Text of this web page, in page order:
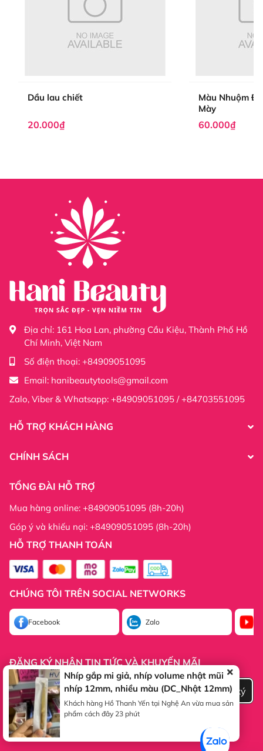
- Sản phẩm được bán đi cả trên thị trường trong nước và
HƯỚNG DẪN MUA HÀNG
Hiện tại sản phẩm phun xăm tại Hani được bán trên tất
cả các sàn thương mại điện tử Ecommerce trong nước
và ngoài ngước, quý khách hàng có thể tìm thông tin
https://www.tiktok.com/@sieuthidonghehanibeauty
Facebook :https://www.facebook.com/profile.php?
id=61555365206677
Thông tin công ty:
Thông tin công ty:
Dầu lau chiết
20.000₫
Màu Nhuộm
Mày
60.000₫
Địa chỉ: 161 Hoa Lan, phường Cầu Kiệu, Thành Phố Hồ
Chí Minh, Việt Nam
Số điện thoại: +84909051095
Email: hanibeautytools@gmail.com
Zalo, Viber & Whatsapp: +84909051095 / +84703551095
HỖ TRỢ KHÁCH HÀNG
CHÍNH SÁCH
TỔNG ĐÀI HỖ TRỢ
Mua hàng online: +84909051095 (8h-20h)
Góp ý và khiếu nại: +84909051095 (8h-20h)
HỖ TRỢ THANH TOÁN
CHÚNG TÔI TRÊN SOCIAL NETWORKS
Facebook Zalo
ĐĂNG KÝ NHẬN TIN TỨC VÀ KHUYẾN MÃI
Đăng ký
© Bản quyền thuộc về Hani Beauty | Cung cấp bởiSapo
Nhíp gắp mi giả, nhíp volume nhật mũi
nhíp 12mm, nhiều màu (DC_Nhật 12mm)
Khách hàng Hồ Thanh Yến tại Nghệ An vừa mua sản
phẩm cách đây 23 phút